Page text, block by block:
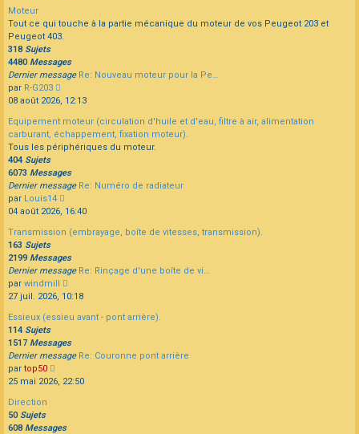
Moteur
Tout ce qui touche à la partie mécanique du moteur de vos Peugeot 203 et
Peugeot 403.
318 Sujets
4480Messages
Dernier message Re: Nouveau moteur pour la Pe…
par R-G203
le
message
08 août 2026, 12:13
Equipement moteur (circulation d'huile et d'eau, filtre à air, alimentation
carburant, échappement, fixation moteur).
Tous les périphériques du moteur.
404 Sujets
6073 Messages
Dernier message Re: Numéro de radiateur
par Louis14
le
message
04 août 2026, 16:40
Transmission (embrayage, boîte de vitesses, transmission).
163 Sujets
2199 Messages
Dernier message Re: Rinçage d'une boîte de vi…
par windmill
le
message
27 juil. 2026, 10:18
Essieux (essieu avant - pont arrière).
114 Sujets
1517 Messages
Dernier message Re: Couronne pont arrière
par top50
le
25 mai 2026, 22:50
Direction
50 Sujets
608 Messages